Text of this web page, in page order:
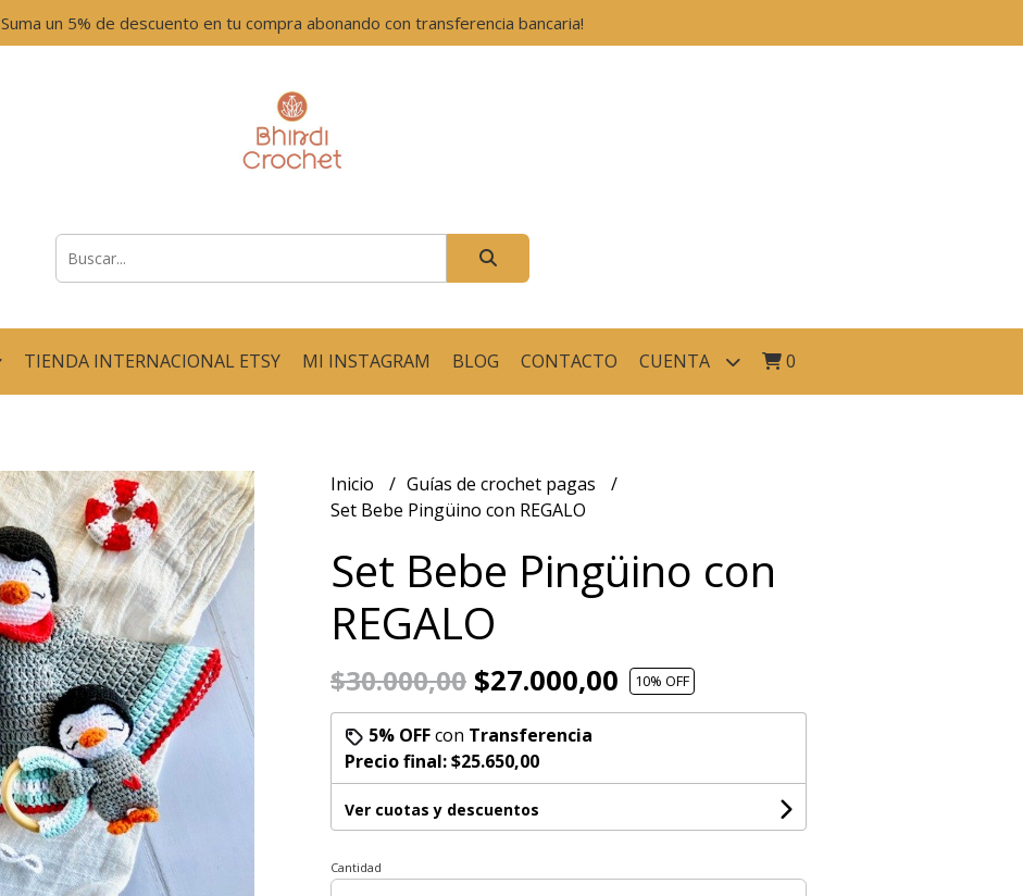
Suma un 5% de descuento en tu compra abonando con transferencia bancaria!
TIENDA INTERNACIONAL ETSY MI INSTAGRAM BLOG CONTACTO CUENTA 0
Inicio
Guías de crochet pagas
Set Bebe Pingüino con REGALO
Set Bebe Pingüino con
REGALO
$30.000,00 $27.000,00 10% OFF
5% OFFcon Transferencia
Precio final:$25.650,00
Ver cuotas y descuentos
Cantidad